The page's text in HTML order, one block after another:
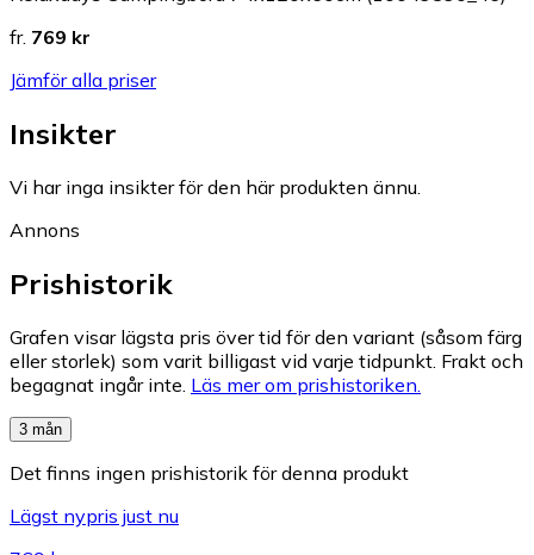
fr. 769 kr
Jämför alla priser
Insikter
Vi har inga insikter för den här produkten ännu.
Annons
Prishistorik
Grafen visar lägsta pris över tid för den variant (såsom färg
eller storlek) som varit billigast vid varje tidpunkt. Frakt och
begagnat ingår inte. Läs mer om prishistoriken.
3 mån
Det finns ingen prishistorik för denna produkt
Lägst nypris just nu